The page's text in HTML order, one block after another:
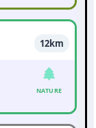
12km
NATURE